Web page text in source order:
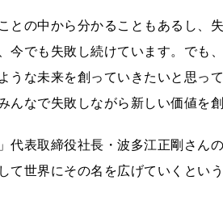
との中から分かることもあるし、
今でも失敗し続けています。でも
うな未来を創っていきたいと思っ
んなで失敗しながら新しい価値を
代表取締役社長・波多江正剛さ
て世界にその名を広げていくとい